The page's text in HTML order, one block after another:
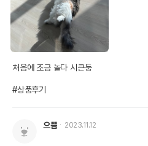
처음에 조금 놀다 시큰둥
#상품후기
으뜸 2023.11.12